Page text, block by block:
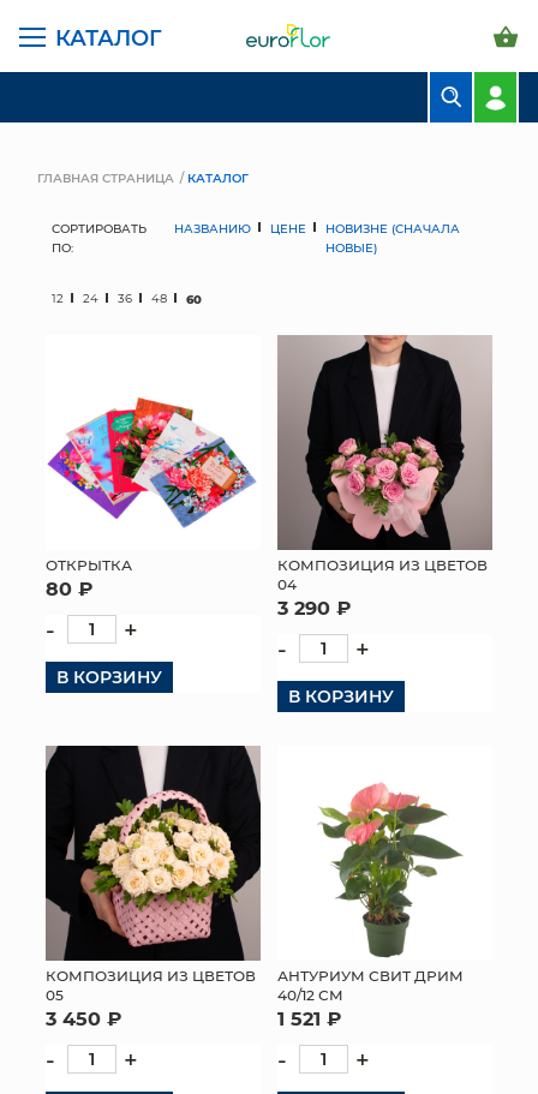
КАТАЛОГ
ГОРШКИ И КАШПО
ГРУНТЫ И УДОБРЕНИЯ
ПРЕДМЕТЫ ИНТЕРЬЕРА
МЯГКИЕ ИГРУШКИ
КОРЗИНЫ
ЯЩИКИ
ИСКУССТВЕННЫЕ ЦВЕТЫ
ПАКЕТЫ И СУМКИ
ПОДАРОЧНЫЕ КАРТЫ
ТОРГОВЫЙ ЦЕНТР
ОПТОВЫМ КЛИЕНТАМ
ДОСТАВКА И ОПЛАТА
ГЛАВНАЯ СТРАНИЦА КАТАЛОГ
СОРТИРОВАТЬ
ПО:
НАЗВАНИЮ ЦЕНЕ
НОВИЗНЕ (СНАЧАЛА
НОВЫЕ)
12 24 36 48 60
ОТКРЫТКА
80 ₽
- +
В КОРЗИНУ
КОМПОЗИЦИЯ ИЗ ЦВЕТОВ
04
3 290 ₽
- +
В КОРЗИНУ
КОМПОЗИЦИЯ ИЗ ЦВЕТОВ
05
3 450 ₽
- +
АНТУРИУМ СВИТ ДРИМ
40/12 СМ
1 521 ₽
- +